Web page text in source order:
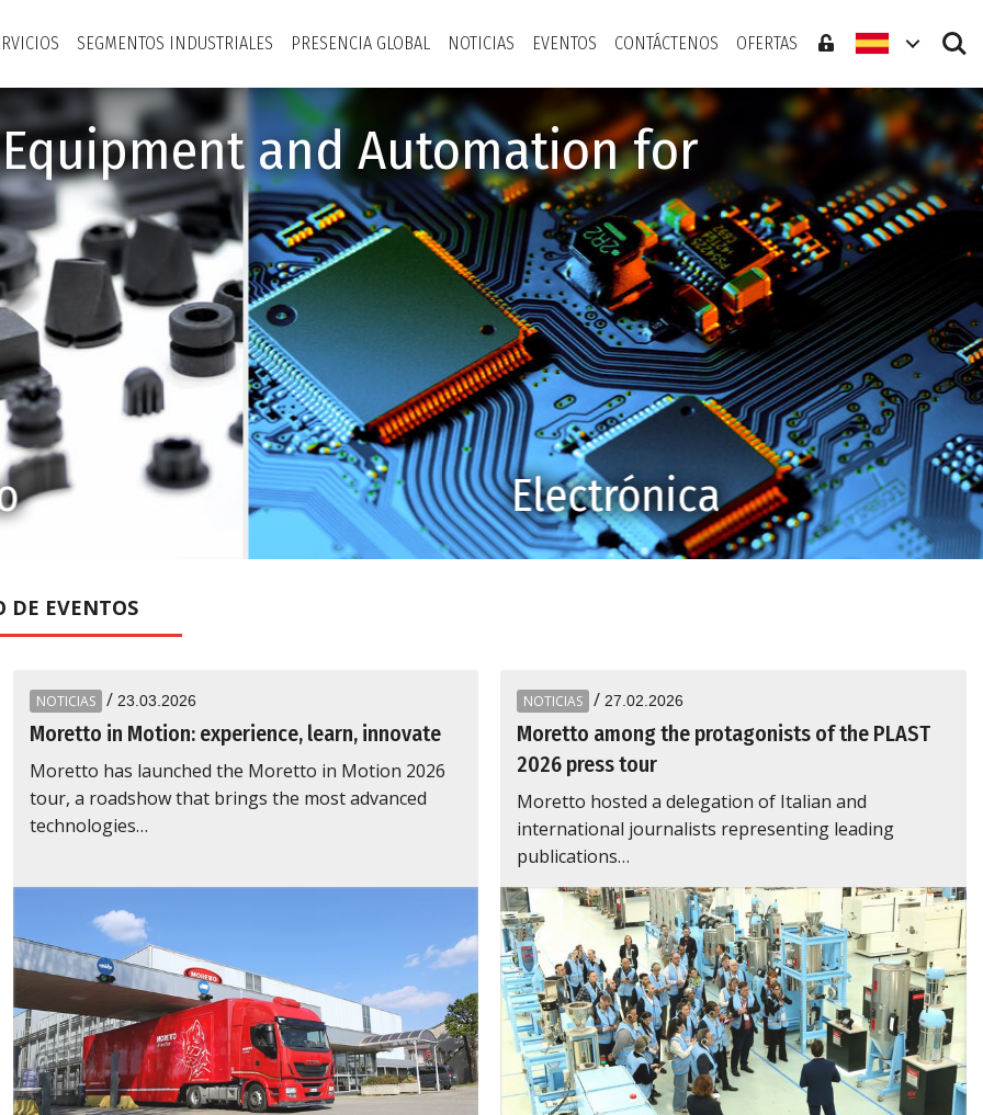
SEGMENTOS INDUSTRIALES PRESENCIA GLOBAL NOTICIAS EVENTOS CONTÁCTENOS OFERTAS Search
and Automation for
Electrodomésticos
DE EVENTOS
NOTICIAS / 23.03.2026
Moretto in Motion: experience, learn, innovate
Moretto has launched the Moretto in Motion 2026
tour, a roadshow that brings the most advanced
technologies…
NOTICIAS /27.02.2026
Moretto among the protagonists of the PLAST
2026 press tour
Moretto hosted a delegation of Italian and
international journalists representing leading
publications…